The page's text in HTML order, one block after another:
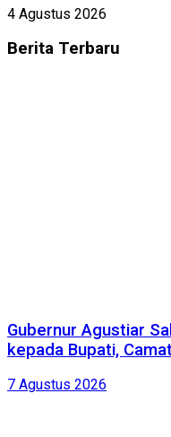
4 Agustus 2026
Berita Terbaru
Gubernur Agustiar
kepada Bupati,
7 Agustus 2026